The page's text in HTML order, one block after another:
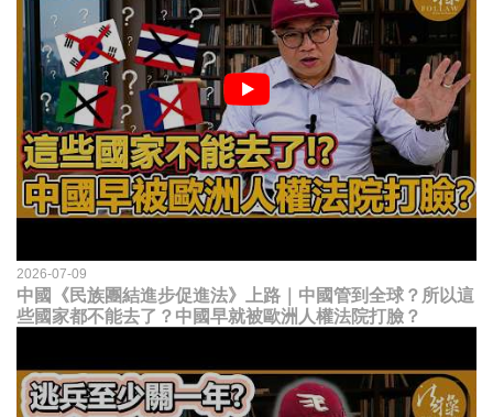
2026-07-09
中國《民族團結進步促進法》上路｜中國管到全球？所以這
些國家都不能去了？中國早就被歐洲人權法院打臉？